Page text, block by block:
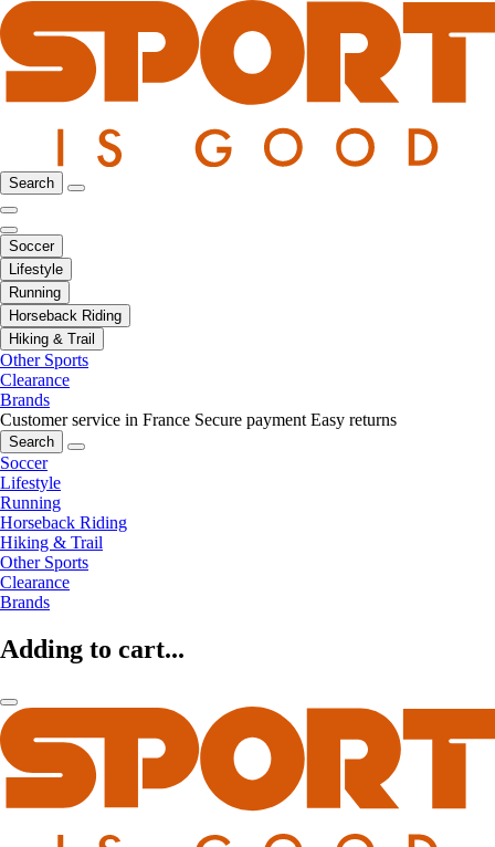
Search
Soccer
Lifestyle
Running
Horseback Riding
Hiking & Trail
Other Sports
Clearance
Brands
Customer service in France Secure payment Easy returns
Search
Soccer
Lifestyle
Running
Horseback Riding
Hiking & Trail
Other Sports
Clearance
Brands
Adding to cart...